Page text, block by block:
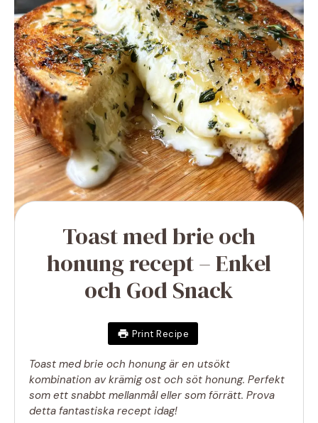
Toast med brie och
honung recept – Enkel
och God Snack
Print Recipe
Toast med brie och honung är en utsökt
kombination av krämig ost och söt honung. Perfekt
som ett snabbt mellanmål eller som förrätt. Prova
detta fantastiska recept idag!